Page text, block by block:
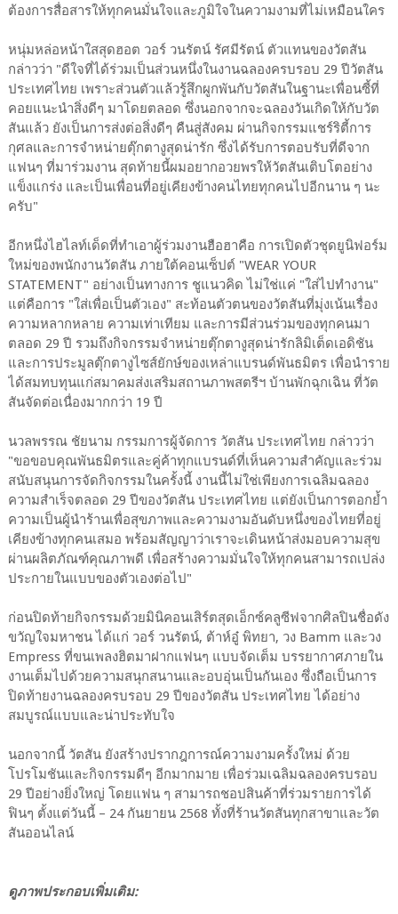
ต้องการสื่อสารให้ทุกคนมั่นใจและภูมิใจในความงามที่ไม่เหมือนใคร
หนุ่มหล่อหน้าใสสุดฮอต วอร์ วนรัตน์ รัศมีรัตน์ ตัวแทนของวัตสัน
กล่าวว่า "ดีใจที่ได้ร่วมเป็นส่วนหนึ่งในงานฉลองครบรอบ 29 ปีวัตสัน
ประเทศไทย เพราะส่วนตัวแล้วรู้สึกผูกพันกับวัตสันในฐานะเพื่อนซี้ที่
คอยแนะนำสิ่งดีๆ มาโดยตลอด ซึ่งนอกจากจะฉลองวันเกิดให้กับวัต
สันแล้ว ยังเป็นการส่งต่อสิ่งดีๆ คืนสู่สังคม ผ่านกิจกรรมแชร์ริตี้การ
กุศลและการจำหน่ายตุ๊กตางูสุดน่ารัก ซึ่งได้รับการตอบรับที่ดีจาก
แฟนๆ ที่มาร่วมงาน สุดท้ายนี้ผมอยากอวยพรให้วัตสันเติบโตอย่าง
แข็งแกร่ง และเป็นเพื่อนที่อยู่เคียงข้างคนไทยทุกคนไปอีกนาน ๆ นะ
ครับ"
อีกหนึ่งไฮไลท์เด็ดที่ทำเอาผู้ร่วมงานฮือฮาคือ การเปิดตัวชุดยูนิฟอร์ม
ใหม่ของพนักงานวัตสัน ภายใต้คอนเซ็ปต์ "WEAR YOUR
STATEMENT" อย่างเป็นทางการ ชูแนวคิด ไม่ใช่แค่ "ใส่ไปทำงาน"
แต่คือการ "ใส่เพื่อเป็นตัวเอง" สะท้อนตัวตนของวัตสันที่มุ่งเน้นเรื่อง
ความหลากหลาย ความเท่าเทียม และการมีส่วนร่วมของทุกคนมา
ตลอด 29 ปี รวมถึงกิจกรรมจำหน่ายตุ๊กตางูสุดน่ารักลิมิเต็ดเอดิชัน
และการประมูลตุ๊กตางูไซส์ยักษ์ของเหล่าแบรนด์พันธมิตร เพื่อนำราย
ได้สมทบทุนแก่สมาคมส่งเสริมสถานภาพสตรีฯ บ้านพักฉุกเฉิน ที่วัต
สันจัดต่อเนื่องมากกว่า 19 ปี
นวลพรรณ ชัยนาม กรรมการผู้จัดการ วัตสัน ประเทศไทย กล่าวว่า
"ขอขอบคุณพันธมิตรและคู่ค้าทุกแบรนด์ที่เห็นความสำคัญและร่วม
สนับสนุนการจัดกิจกรรมในครั้งนี้ งานนี้ไม่ใช่เพียงการเฉลิมฉลอง
ความสำเร็จตลอด 29 ปีของวัตสัน ประเทศไทย แต่ยังเป็นการตอกย้ำ
ความเป็นผู้นำร้านเพื่อสุขภาพและความงามอันดับหนึ่งของไทยที่อยู่
เคียงข้างทุกคนเสมอ พร้อมสัญญาว่าเราจะเดินหน้าส่งมอบความสุข
ผ่านผลิตภัณฑ์คุณภาพดี เพื่อสร้างความมั่นใจให้ทุกคนสามารถเปล่ง
ประกายในแบบของตัวเองต่อไป"
ก่อนปิดท้ายกิจกรรมด้วยมินิคอนเสิร์ตสุดเอ็กซ์คลูซีฟจากศิลปินชื่อดัง
ขวัญใจมหาชน ได้แก่ วอร์ วนรัตน์, ต้าห์อู๋ พิทยา, วง Bamm และวง
Empress ที่ขนเพลงฮิตมาฝากแฟนๆ แบบจัดเต็ม บรรยากาศภายใน
งานเต็มไปด้วยความสนุกสนานและอบอุ่นเป็นกันเอง ซึ่งถือเป็นการ
ปิดท้ายงานฉลองครบรอบ 29 ปีของวัตสัน ประเทศไทย ได้อย่าง
สมบูรณ์แบบและน่าประทับใจ
นอกจากนี้ วัตสัน ยังสร้างปรากฎการณ์ความงามครั้งใหม่ ด้วย
โปรโมชันและกิจกรรมดีๆ อีกมากมาย เพื่อร่วมเฉลิมฉลองครบรอบ
29 ปีอย่างยิ่งใหญ่ โดยแฟน ๆ สามารถชอปสินค้าที่ร่วมรายการได้
ฟินๆ ตั้งแต่วันนี้ – 24 กันยายน 2568 ทั้งที่ร้านวัตสันทุกสาขาและวัต
สันออนไลน์
ดูภาพประกอบเพิ่มเติม: